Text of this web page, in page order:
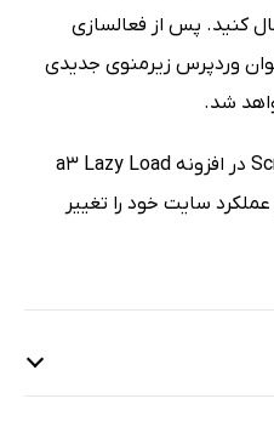
کنید. پس از فعالسازی
وردپرس زیرمنوی جدیدی
باکس Script Load Optimization در افزونه a3 Lazy Load
سایت خود را تغییر